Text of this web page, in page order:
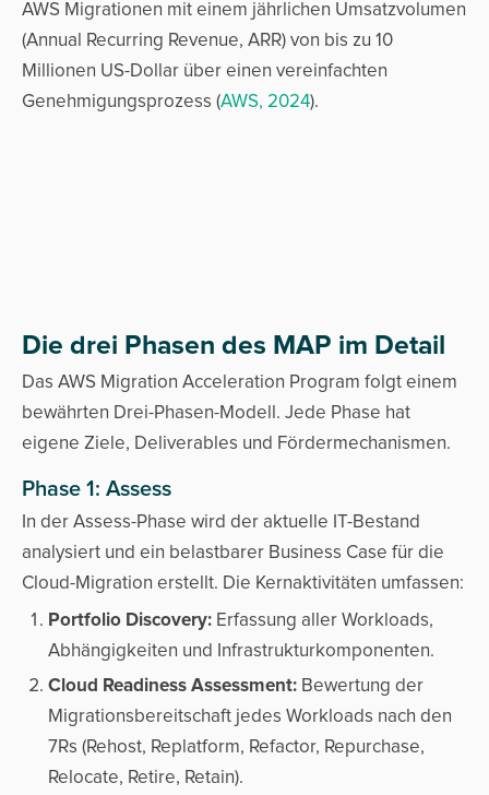
AWS Migrationen mit einem jährlichen Umsatzvolumen
(Annual Recurring Revenue, ARR) von bis zu 10
Millionen US-Dollar über einen vereinfachten
Genehmigungsprozess (AWS, 2024).
Die drei Phasen des MAP im Detail
Das AWS Migration Acceleration Program folgt einem
bewährten Drei-Phasen-Modell. Jede Phase hat
eigene Ziele, Deliverables und Fördermechanismen.
Phase 1: Assess
In der Assess-Phase wird der aktuelle IT-Bestand
analysiert und ein belastbarer Business Case für die
Cloud-Migration erstellt. Die Kernaktivitäten umfassen:
Portfolio Discovery: Erfassung aller Workloads,
Abhängigkeiten und Infrastrukturkomponenten.
Cloud Readiness Assessment: Bewertung der
Migrationsbereitschaft jedes Workloads nach den
7Rs (Rehost, Replatform, Refactor, Repurchase,
Relocate, Retire, Retain).